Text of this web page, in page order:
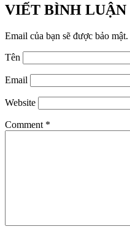
VIẾT BÌNH LUẬN
Email của bạn sẽ được bảo mật.
Tên
Email
Website
Comment *